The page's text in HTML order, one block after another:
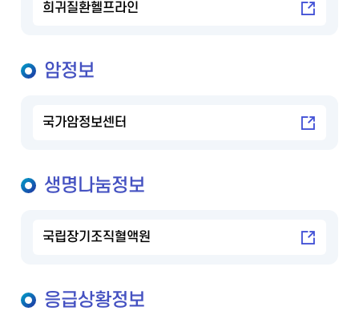
희귀질환헬프라인
암정보
국가암정보센터
생명나눔정보
국립장기조직혈액원
응급상황정보